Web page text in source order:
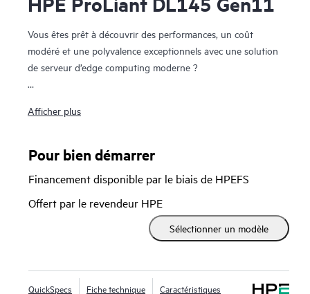
Vous êtes prêt à découvrir des performances, un coût
modéré et une polyvalence exceptionnels avec une solution
de serveur d’edge computing moderne ?
computing robuste, à processeur unique, dans un format
de la fabrication, des télécommunications et de divers autres
son fonctionnement silencieux, il offre une alternative
convaincante aux serveurs traditionnels.
Optimisé par une architecture AMD® EPYC™ 8005 Zen5 de
haute performance. Il peut fonctionner en continu à des
Afficher plus
Pour bien démarrer
Financement disponible par le biais de HPEFS
Offert par le revendeur HPE
Sélectionner un modèle
QuickSpecs Fiche technique Caractéristiques